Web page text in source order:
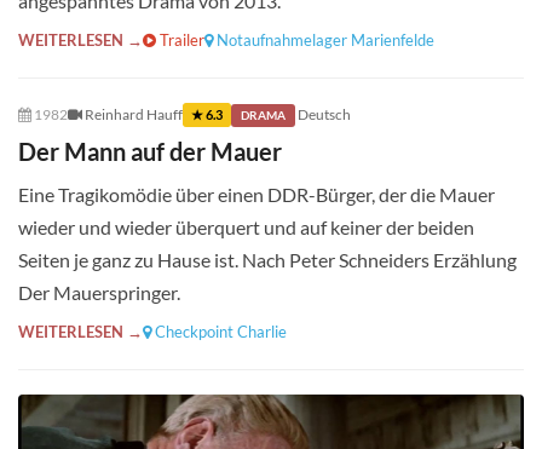
WEITERLESEN → Trailer Notaufnahmelager Marienfelde
1982 Reinhard Hauff ★ 6.3 DRAMA Deutsch
Der Mann auf der Mauer
Eine Tragikomödie über einen DDR-Bürger, der die Mauer
wieder und wieder überquert und auf keiner der beiden
Seiten je ganz zu Hause ist. Nach Peter Schneiders Erzählung
Der Mauerspringer.
WEITERLESEN → Checkpoint Charlie